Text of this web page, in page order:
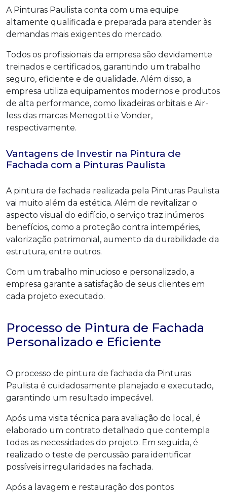
A Pinturas Paulista conta com uma equipe
altamente qualificada e preparada para atender às
demandas mais exigentes do mercado.
Todos os profissionais da empresa são devidamente
treinados e certificados, garantindo um trabalho
seguro, eficiente e de qualidade. Além disso, a
empresa utiliza equipamentos modernos e produtos
de alta performance, como lixadeiras orbitais e Air-
less das marcas Menegotti e Vonder,
respectivamente.
Vantagens de Investir na Pintura de
Fachada com a Pinturas Paulista
A pintura de fachada realizada pela Pinturas Paulista
vai muito além da estética. Além de revitalizar o
aspecto visual do edifício, o serviço traz inúmeros
benefícios, como a proteção contra intempéries,
valorização patrimonial, aumento da durabilidade da
estrutura, entre outros.
Com um trabalho minucioso e personalizado, a
empresa garante a satisfação de seus clientes em
cada projeto executado.
Processo de Pintura de Fachada
Personalizado e Eficiente
O processo de pintura de fachada da Pinturas
Paulista é cuidadosamente planejado e executado,
garantindo um resultado impecável.
Após uma visita técnica para avaliação do local, é
elaborado um contrato detalhado que contempla
todas as necessidades do projeto. Em seguida, é
realizado o teste de percussão para identificar
possíveis irregularidades na fachada.
Após a lavagem e restauração dos pontos